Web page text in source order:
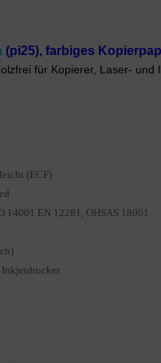
(pi25), farbiges
für Kopierer, Laser- und
(ECF)
14001 EN 12281, OHSAS 18001
Inkjetdrucker